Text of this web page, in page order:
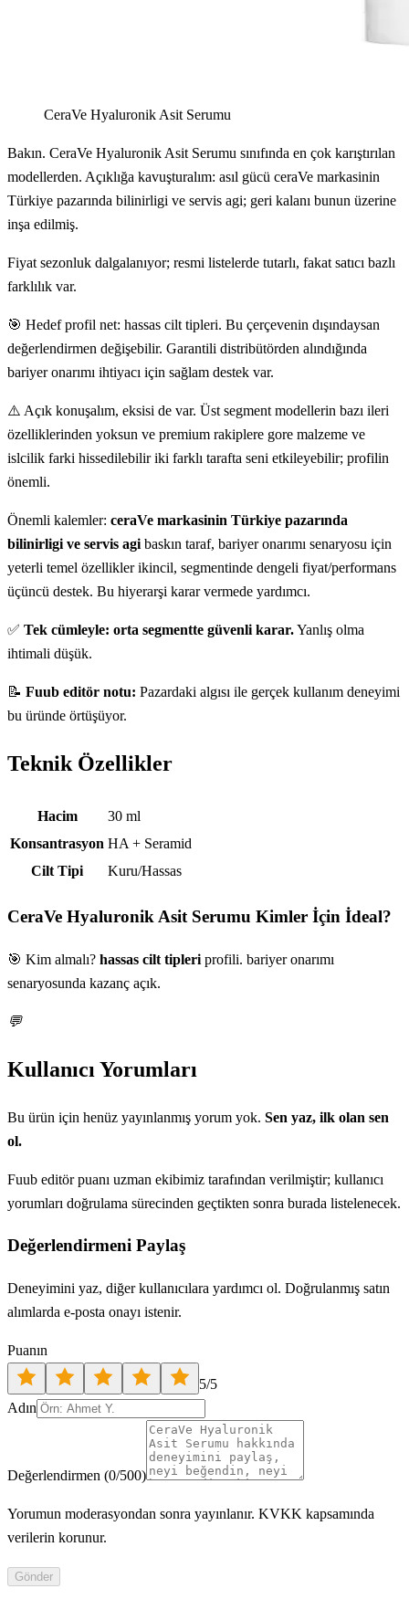
CeraVe Hyaluronik Asit Serumu
Bakın. CeraVe Hyaluronik Asit Serumu sınıfında en çok karıştırılan
modellerden. Açıklığa kavuşturalım: asıl gücü ceraVe markasinin
Türkiye pazarında bilinirligi ve servis agi; geri kalanı bunun üzerine
inşa edilmiş.
Fiyat sezonluk dalgalanıyor; resmi listelerde tutarlı, fakat satıcı bazlı
farklılık var.
🎯 Hedef profil net: hassas cilt tipleri. Bu çerçevenin dışındaysan
değerlendirmen değişebilir. Garantili distribütörden alındığında
bariyer onarımı ihtiyacı için sağlam destek var.
⚠️ Açık konuşalım, eksisi de var. Üst segment modellerin bazı ileri
özelliklerinden yoksun ve premium rakiplere gore malzeme ve
islcilik farki hissedilebilir iki farklı tarafta seni etkileyebilir; profilin
önemli.
Önemli kalemler: ceraVe markasinin Türkiye pazarında
bilinirligi ve servis agibaskın taraf, bariyer onarımı senaryosu için
yeterli temel özellikler ikincil, segmentinde dengeli fiyat/performans
üçüncü destek. Bu hiyerarşi karar vermede yardımcı.
✅ Tek cümleyle: orta segmentte güvenli karar.Yanlış olma
ihtimali düşük.
📝 Fuub editör notu: Pazardaki algısı ile gerçek kullanım deneyimi
bu üründe örtüşüyor.
Teknik Özellikler
Teknik özellikler
Hacim
30 ml
Konsantrasyon HA + Seramid
Cilt Tipi
Kuru/Hassas
CeraVe Hyaluronik Asit Serumu Kimler İçin İdeal?
🎯 Kim almalı? hassas cilt tipleri profili. bariyer onarımı
senaryosunda kazanç açık.
💬
Kullanıcı Yorumları
Bu ürün için henüz yayınlanmış yorum yok. Sen yaz, ilk olan sen
ol.
Fuub editör puanı uzman ekibimiz tarafından verilmiştir; kullanıcı
yorumları doğrulama sürecinden geçtikten sonra burada listelenecek.
Değerlendirmeni Paylaş
Deneyimini yaz, diğer kullanıcılara yardımcı ol. Doğrulanmış satın
alımlarda e-posta onayı istenir.
Puanın
5/5
Adın
Değerlendirmen (0/500)
Yorumun moderasyondan sonra yayınlanır. KVKK kapsamında
verilerin korunur.
Gönder